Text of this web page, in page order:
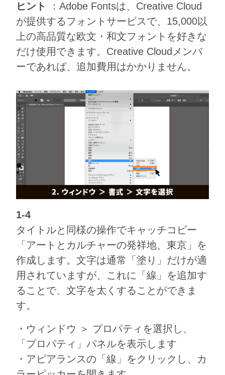
ヒント
：Adobe Fontsは、Creative Cloud
が提供するフォントサービスで、15,000以
上の高品質な欧文・和文フォントを好きな
だけ使用できます。Creative Cloudメンバ
ーであれば、追加費用はかかりません。
1-4
タイトルと同様の操作でキャッチコピー
「アートとカルチャーの発祥地、東京」を
作成します。文字は通常「塗り」だけが適
用されていますが、これに「線」を追加す
ることで、文字を太くすることができま
す。
・ウィンドウ ＞ プロパティを選択し、
「プロパティ」パネルを表示します
・アピアランスの「線」をクリックし、カ